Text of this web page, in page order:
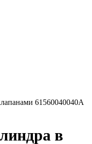
61560040040A
в